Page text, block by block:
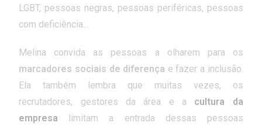
LGBT, pessoas negras, pessoas periféricas, pessoas
com deficiência…
Melina convida as pessoas a olharem para os
marcadores sociais de diferença e fazer a inclusão.
Ela também lembra que muitas vezes, os
recrutadores, gestores da área e a cultura da
empresa limitam a entrada dessas pessoas